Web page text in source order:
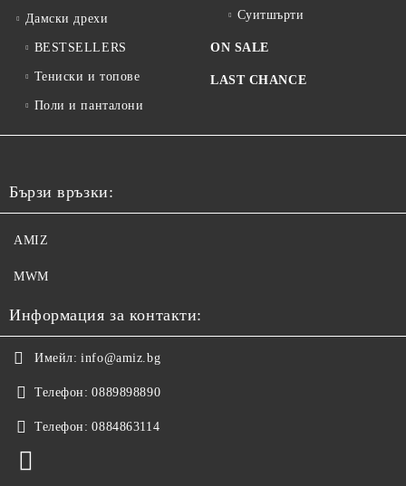
Дамски дрехи
BESTSELLERS
Тениски и топове
Поли и панталони
Суитшърти
ON SALE
LAST CHANCE
Бързи връзки:
AMIZ
MWM
Информация за контакти:
Имейл: info@amiz.bg
Телефон: 0889898890
Телефон: 0884863114